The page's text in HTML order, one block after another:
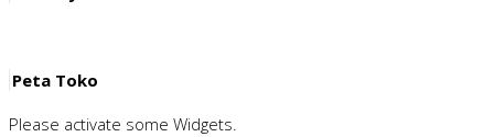
Peta Toko
Please activate some Widgets.